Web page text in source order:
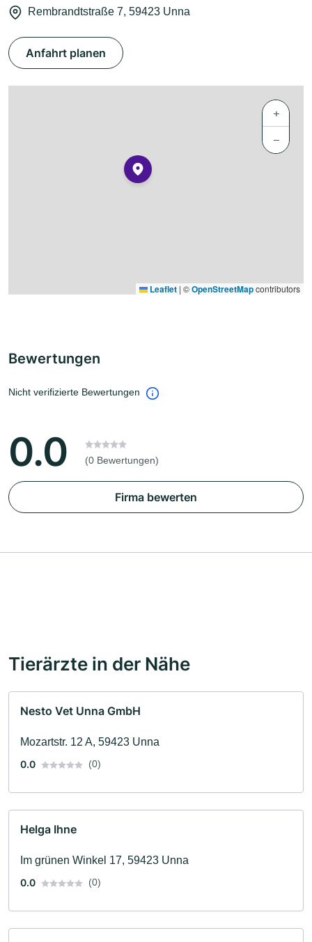
Rembrandtstraße 7, 59423 Unna
Anfahrt planen
+
−
Leaflet | ©OpenStreetMapcontributors
Bewertungen
Nicht verifizierte Bewertungen
0.0 (0 Bewertungen)
Firma bewerten
Tierärzte in der Nähe
Nesto Vet Unna GmbH
Mozartstr. 12 A, 59423 Unna
0.0
(0)
Helga Ihne
Im grünen Winkel 17, 59423 Unna
0.0
(0)